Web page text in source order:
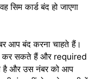
कार्ड बंद हो जाएगा
आप बंद करना चाहते हैं।
कर सकते हैं और required
है और उस नंबर को आप